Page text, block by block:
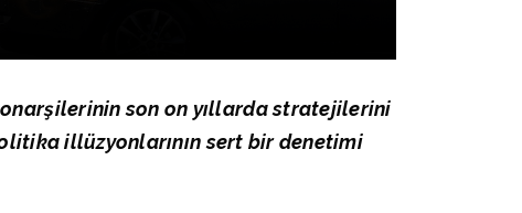
son on yıllarda stratejilerini
illüzyonlarının sert bir denetimi